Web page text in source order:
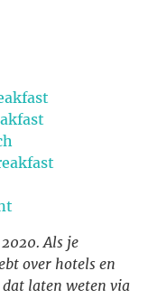
Als je
over hotels en
dat laten weten via